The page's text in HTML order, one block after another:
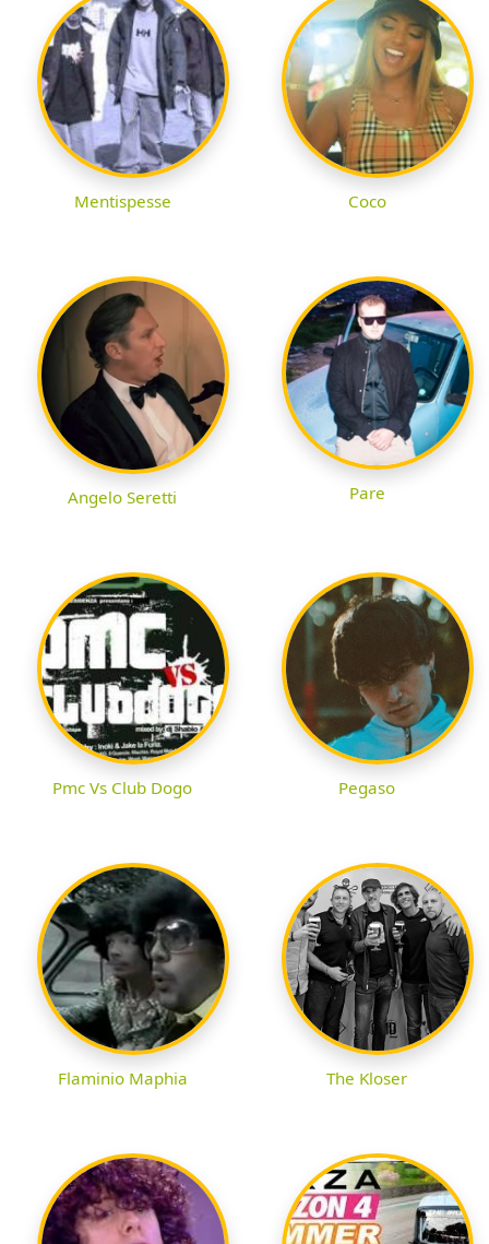
Mentispesse Coco
Angelo Seretti Pare
Pmc Vs Club Dogo Pegaso
Flaminio Maphia The Kloser